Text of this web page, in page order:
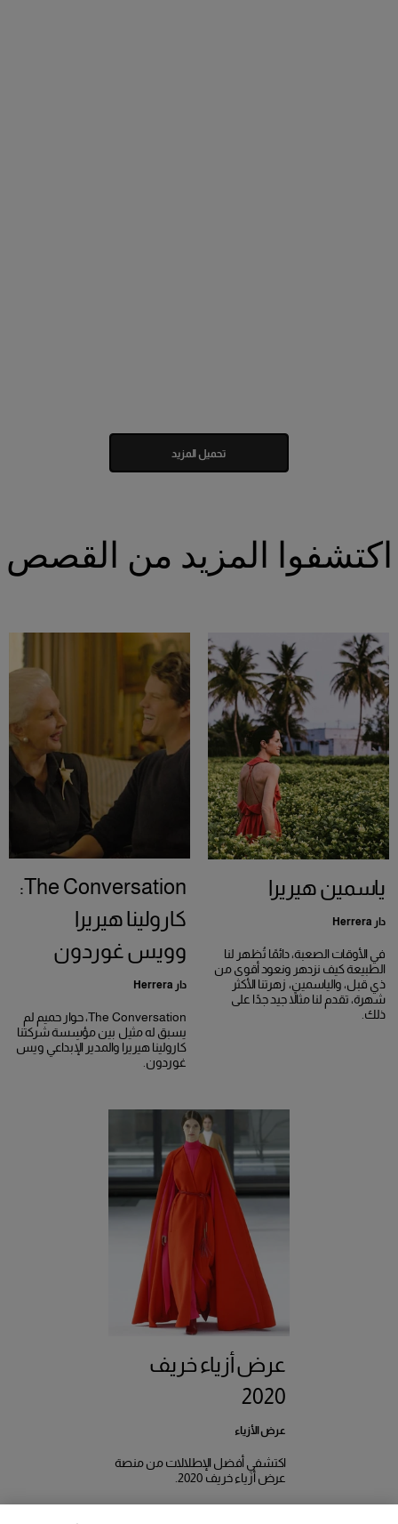
تحميل المزيد
اكتشفوا المزيد من القصص
ياسمين هيريرا
دار Herrera
في الأوقات الصعبة، دائمًا تُظهر لنا
الطبيعة كيف نزدهر ونعود أقوى من
ذي قبل، والياسمين، زهرتنا الأكثر
شهرة، تقدم لنا مثالاً جيد جدًا على
ذلك.
The Conversation:
كارولينا هيريرا
وويس غوردون
دار Herrera
The Conversation، حوار حميم لم
يسبق له مثيل بين مؤسِسة شركتنا
كارولينا هيريرا والمدير الإبداعي ويس
غوردون.
عرض أزياء خريف
2020
عرض الأزياء
اكتشفي أفضل الإطلالات من منصة
عرض أزياء خريف 2020.